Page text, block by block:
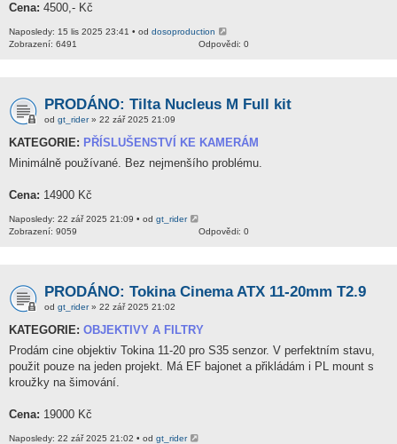
Cena: 4500,- Kč
Naposledy: 15 lis 2025 23:41 • od dosoproduction
Odpovědi: 0
Zobrazení: 6491
PRODÁNO: Tilta Nucleus M Full kit
od gt_rider» 22 zář 2025 21:09
KATEGORIE: PŘÍSLUŠENSTVÍ KE KAMERÁM
Minimálně používané. Bez nejmenšího problému.
Cena: 14900 Kč
Naposledy: 22 zář 2025 21:09 • od gt_rider
Odpovědi: 0
Zobrazení: 9059
PRODÁNO: Tokina Cinema ATX 11-20mm T2.9
od gt_rider» 22 zář 2025 21:02
KATEGORIE: OBJEKTIVY A FILTRY
Prodám cine objektiv Tokina 11-20 pro S35 senzor. V perfektním stavu,
použit pouze na jeden projekt. Má EF bajonet a přikládám i PL mount s
kroužky na šimování.
Cena: 19000 Kč
Naposledy: 22 zář 2025 21:02 • od gt_rider